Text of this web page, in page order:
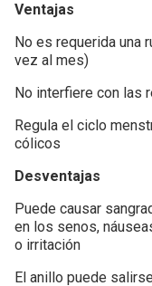
Ventajas
No es requerida una
vez al mes)
No interfiere con las
Regula el ciclo
cólicos
Desventajas
Puede causar
en los senos,
o irritación
El anillo puede